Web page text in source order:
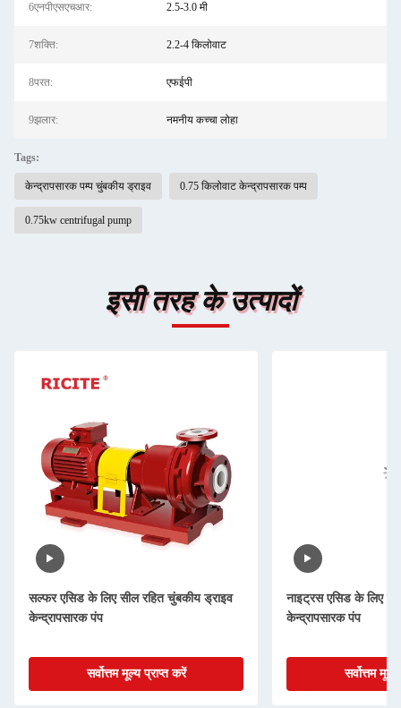
6एनपीएसएचआर: 2.5-3.0 मी
7शक्ति: 2.2-4 किलोवाट
8परत: एफईपी
9झलार: नमनीय कच्चा लोहा
Tags:
केन्द्रापसारक पम्प चुंबकीय ड्राइव 0.75 किलोवाट केन्द्रापसारक पम्प
0.75kw centrifugal pump
इसी तरह के उत्पादों
सल्फर एसिड के लिए सील रहित चुंबकीय ड्राइव
केन्द्रापसारक पंप
सर्वोत्तम मूल्य प्राप्त करें
नाइट्रस एसिड के लिए
केन्द्रापसारक पंप
सर्वोत्तम